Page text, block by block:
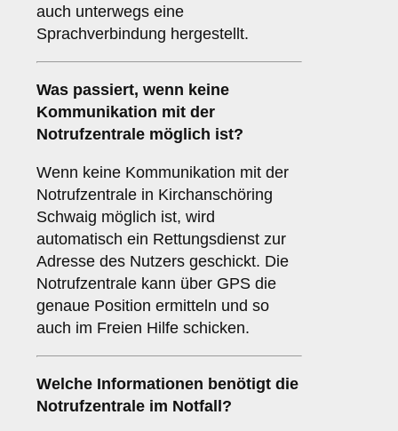
auch unterwegs eine
Sprachverbindung hergestellt.
Was passiert, wenn keine
Kommunikation mit der
Notrufzentrale möglich ist?
Wenn keine Kommunikation mit der
Notrufzentrale in Kirchanschöring
Schwaig möglich ist, wird
automatisch ein Rettungsdienst zur
Adresse des Nutzers geschickt. Die
Notrufzentrale kann über GPS die
genaue Position ermitteln und so
auch im Freien Hilfe schicken.
Welche Informationen benötigt die
Notrufzentrale im Notfall?